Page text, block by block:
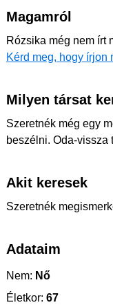
Magamról
Rózsika még nem írt
Kérd meg, hogy írjon
Milyen társat
Szeretnék még egy
beszélni. Oda-vissza
Akit keresek
Szeretnék
Adataim
Nem: Nő
Életkor: 67